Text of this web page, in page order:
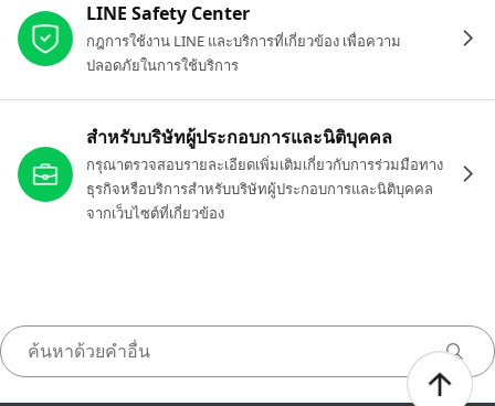
LINE Safety Center
กฎการใช้งาน LINE และบริการที่เกี่ยวข้อง เพื่อความ
ปลอดภัยในการใช้บริการ
สำหรับบริษัทผู้ประกอบการและนิติบุคคล
กรุณาตรวจสอบรายละเอียดเพิ่มเติมเกี่ยวกับการร่วมมือทาง
ธุรกิจหรือบริการสำหรับบริษัทผู้ประกอบการและนิติบุคคล
จากเว็บไซต์ที่เกี่ยวข้อง